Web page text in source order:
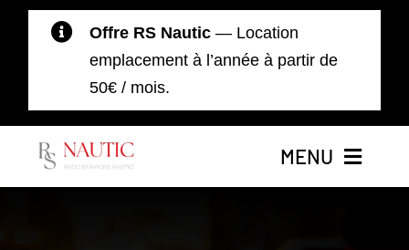
Passer
Offre RS Nautic— Location
emplacement à l’année à partir de
50€ / mois.
MENU